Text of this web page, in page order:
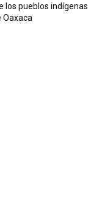
los pueblos indígenas
Oaxaca